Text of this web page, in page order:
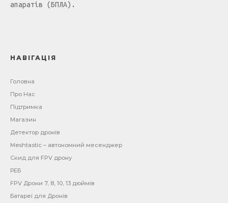
апаратів (БПЛА).
НАВІГАЦІЯ
Головна
Про Нас
Підтримка
Магазин
Детектор дронів
Meshtastic – автономний месенджер
Скид для FPV дрону
РЕБ
FPV Дрони 7, 8, 10, 13 дюймів
Батареї для Дронів